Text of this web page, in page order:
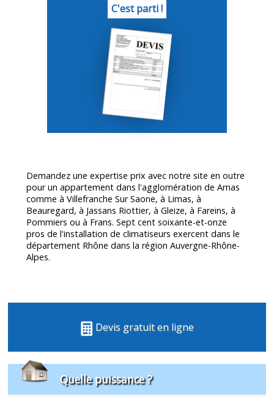
C'est parti !
Demandez une expertise prix avec notre site en outre
pour un appartement dans l'agglomération de Arnas
comme à Villefranche Sur Saone, à Limas, à
Beauregard, à Jassans Riottier, à Gleize, à Fareins, à
Pommiers ou à Frans. Sept cent soixante-et-onze
pros de l'installation de climatiseurs exercent dans le
département Rhône dans la région Auvergne-Rhône-
Alpes.
Devis gratuit en ligne
Quelle puissance ?